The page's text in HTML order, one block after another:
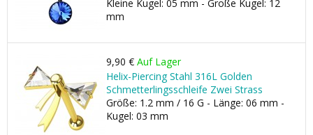
Kleine Kugel: 05 mm - Große Kugel: 12
mm
9,90 € Auf Lager
Helix-Piercing Stahl 316L Golden
Schmetterlingsschleife Zwei Strass
Größe: 1.2 mm / 16 G - Länge: 06 mm -
Kugel: 03 mm